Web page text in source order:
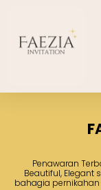
Penawaran
Beautiful, Elegant
bahagia